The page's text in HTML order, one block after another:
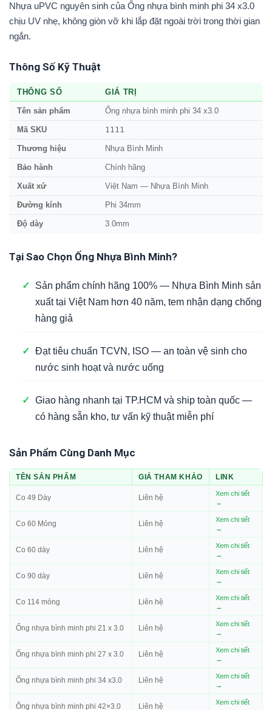
Nhựa uPVC nguyên sinh của Ống nhựa bình minh phi 34 x3.0
chịu UV nhẹ, không giòn vỡ khi lắp đặt ngoài trời trong thời gian
ngắn.
Thông Số Kỹ Thuật
THÔNG SỐ GIÁ TRỊ
Tên sản phẩm Ống nhựa bình minh phi 34 x3.0
Mã SKU 1111
Thương hiệu Nhựa Bình Minh
Bảo hành Chính hãng
Xuất xứ Việt Nam — Nhựa Bình Minh
Đường kính Phi 34mm
Độ dày 3.0mm
Tại Sao Chọn Ống Nhựa Bình Minh?
✓
Sản phẩm chính hãng 100% — Nhựa Bình Minh sản
xuất tại Việt Nam hơn 40 năm, tem nhận dạng chống
hàng giả
✓ Đạt tiêu chuẩn TCVN, ISO — an toàn vệ sinh cho
nước sinh hoạt và nước uống
✓ Giao hàng nhanh tại TP.HCM và ship toàn quốc —
có hàng sẵn kho, tư vấn kỹ thuật miễn phí
Sản Phẩm Cùng Danh Mục
TÊN SẢN PHẨM GIÁ THAM KHẢO LINK
Co 49 Dày Liên hệ
Xem chi tiết
→
Co 60 Mỏng Liên hệ
Xem chi tiết
→
Co 60 dày Liên hệ
Xem chi tiết
→
Co 90 dày Liên hệ
Xem chi tiết
→
Co 114 mỏng Liên hệ
Xem chi tiết
→
Ống nhựa bình minh phi 21 x 3.0 Liên hệ
Xem chi tiết
→
Ống nhựa bình minh phi 27 x 3.0 Liên hệ
Xem chi tiết
→
Ống nhựa bình minh phi 34 x3.0 Liên hệ
Xem chi tiết
→
Ống nhựa bình minh phi 42×3.0 Liên hệ
Xem chi tiết